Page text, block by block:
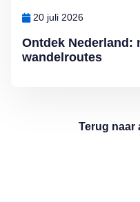
Ontdek Nederland:
wandelroutes
20 juli 2026
Terug naar